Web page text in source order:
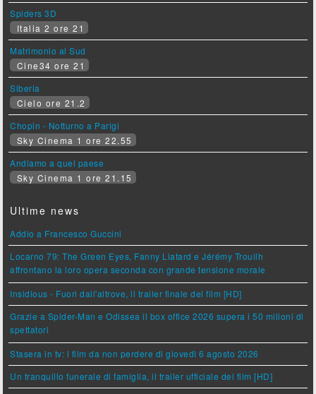
Spiders 3D
Italia 2 ore 21
Matrimonio al Sud
Cine34 ore 21
Siberia
Cielo ore 21.2
Chopin - Notturno a Parigi
Sky Cinema 1 ore 22.55
Andiamo a quel paese
Sky Cinema 1 ore 21.15
Ultime news
Addio a Francesco Guccini
Locarno 79: The Green Eyes, Fanny Liatard e Jérémy Trouilh
affrontano la loro opera seconda con grande tensione morale
Insidious - Fuori dall'altrove, il trailer finale del film [HD]
Grazie a Spider-Man e Odissea il box office 2026 supera i 50 milioni di
spettatori
Stasera in tv: i film da non perdere di giovedì 6 agosto 2026
Un tranquillo funerale di famiglia, il trailer ufficiale del film [HD]